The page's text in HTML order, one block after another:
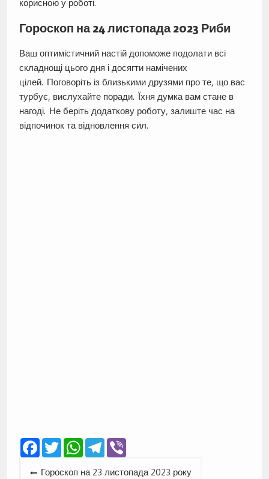
корисною у роботі.
Гороскоп на 24 листопада 2023 Риби
Ваш оптимістичний настій допоможе подолати всі
складнощі цього дня і досягти намічених
цілей. Поговоріть із близькими друзями про те, що вас
турбує, вислухайте поради. Їхня думка вам стане в
нагоді. Не беріть додаткову роботу, залиште час на
відпочинок та відновлення сил.
Facebook
TwitterWhatsApp
Telegram
Viber
Навігація
Гороскоп на 23 листопада 2023 року